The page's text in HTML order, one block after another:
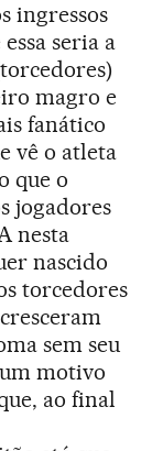
ingressos
seria a
magro e
fanático
vê o atleta
que o
jogadores
nesta
nascido
torcedores
sem seu
motivo
ao final